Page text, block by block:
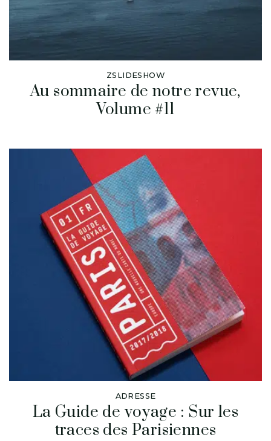
ZSLIDESHOW
Au sommaire de notre revue,
Volume #11
ADRESSE
La Guide de voyage : Sur les
traces des Parisiennes